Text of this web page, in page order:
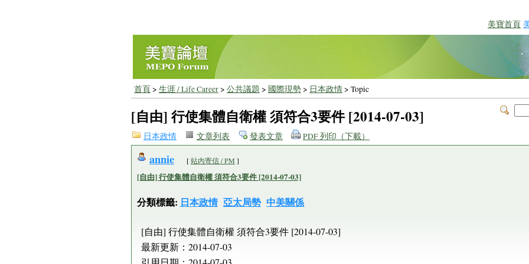
美寶首頁
首頁> 生涯 / Life Career> 公共議題 > 國際現勢> 日本政情> Topic
[自由] 行使集體自衛權 須符合3要件 [2014-07-03]
日本政情 文章列表 發表文章 PDF 列印（下載）
annie [站內寄信 / PM ]
[自由] 行使集體自衛權 須符合3要件 [2014-07-03]
分類標籤: 日本政情 亞太局勢 中美關係
[自由] 行使集體自衛權 須符合3要件 [2014-07-03]
最新更新：2014-07-03